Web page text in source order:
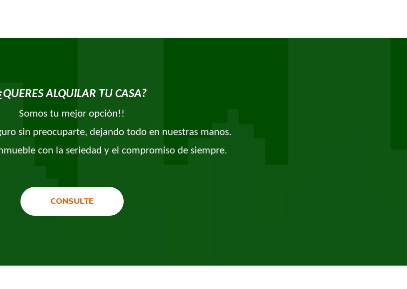
ALQUILAR TU CASA?
Somos tu mejor opción!!
sin preocuparte, dejando todo en nuestras manos.
con la seriedad y el compromiso de siempre.
CONSULTE